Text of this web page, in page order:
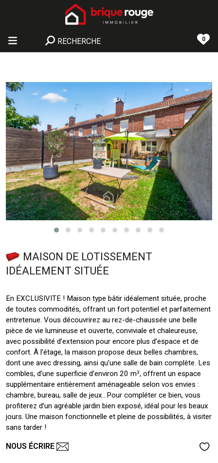
RECHERCHE 0
MAISON DE LOTISSEMENT
IDÉALEMENT SITUÉE
En EXCLUSIVITE ! Maison type bâtir idéalement située, proche
de toutes commodités, offrant un fort potentiel et parfaitement
entretenue. Vous découvrirez au rez-de-chaussée une belle
pièce de vie lumineuse et ouverte, conviviale et chaleureuse,
avec possibilité d’extension pour encore plus d’espace et de
confort. À l’étage, la maison propose deux belles chambres,
dont une avec dressing, ainsi qu’une salle de bain complète. Les
combles, d’une superficie d’environ 20 m², offrent un espace
supplémentaire entièrement aménageable selon vos envies :
chambre, bureau, salle de jeux…Pour compléter ce bien, vous
profiterez d’un agréable jardin bien exposé, idéal pour les beaux
jours. Une maison fonctionnelle et pleine de possibilités, à visiter
sans tarder !
NOUS ÉCRIRE